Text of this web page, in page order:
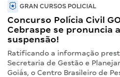
GRAN CURSOS POLICIAL
Concurso Polícia Civil
Cebraspe se pronuncia
suspensão!
Ratificando a informação
Secretaria de Gestão e
Goiás, o Centro Brasileiro de